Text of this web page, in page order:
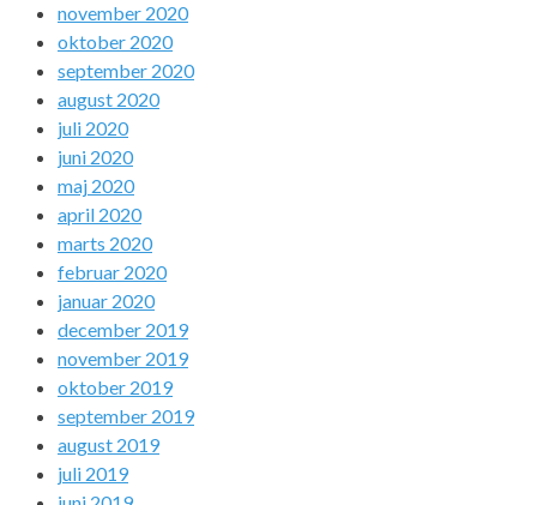
november 2020
oktober 2020
september 2020
august 2020
juli 2020
juni 2020
maj 2020
april 2020
marts 2020
februar 2020
januar 2020
december 2019
november 2019
oktober 2019
september 2019
august 2019
juli 2019